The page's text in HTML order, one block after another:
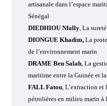
artisanale dans l’espace
Sénégal
DIEDHIOU Nfally, La
DIONGUE Khadim, La
de l’environnement marin
DRAME Ben Salah, La
maritime entre la Guinée et
FALL Fatou, L’extraction et
pétrolières en milieu marin à